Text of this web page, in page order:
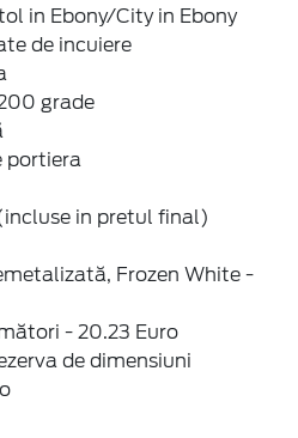
in Ebony/City in Ebony
de incuiere
grade
portiera
in pretul final)
Frozen White -
- 20.23 Euro
de dimensiuni